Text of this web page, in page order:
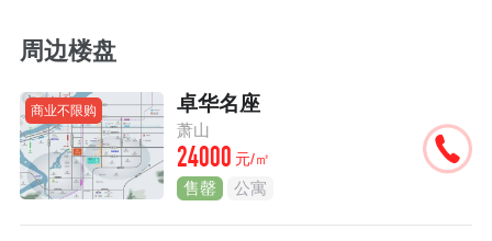
周边楼盘
商业不限购 卓华名座
萧山
24000 元/㎡
售罄 公寓